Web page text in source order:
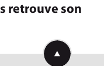
retrouve son
Retourner en